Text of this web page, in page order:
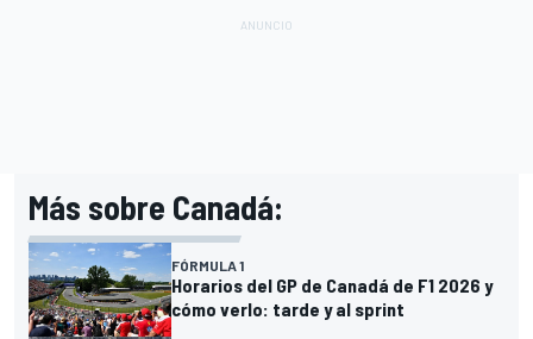
Más sobre Canadá:
FÓRMULA 1
Horarios del GP de Canadá de F1 2026 y
cómo verlo: tarde y al sprint